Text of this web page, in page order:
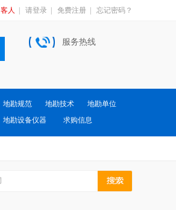
客人 请登录 免费注册 忘记密码？
服务热线
地勘规范 地勘技术
地勘单位
地勘设备仪器
求购信息